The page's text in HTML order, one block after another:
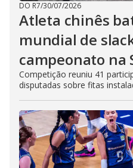
DO R7/30/07/2026
Atleta chinês
mundial de
campeonato na
Competição reuniu 41
disputadas sobre fitas